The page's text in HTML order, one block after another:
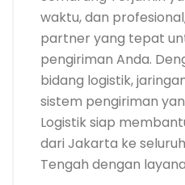
waktu, dan
partner yang tepat
pengiriman Anda.
bidang logistik,
sistem pengiriman
Logistik siap
dari Jakarta ke
Tengah dengan